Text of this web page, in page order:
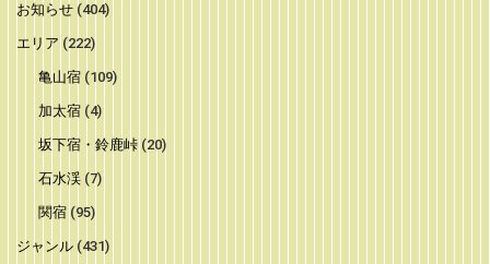
お知らせ (404)
エリア (222)
亀山宿(109)
加太宿(4)
坂下宿・鈴鹿峠(20)
石水渓(7)
関宿(95)
ジャンル (431)